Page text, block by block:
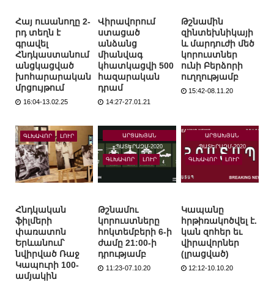
Հայ ուսանողը 2-
րդ տեղն է
գրավել
Հնդկաստանում
անցկացված
խոհարարական
մրցույթում
16:04-13.02.25
Վիրավորում
ստացած
անձանց
միանվագ
կհատկացվի 500
հազարական
դրամ
14:27-27.01.21
Թշնամին
զինտեխնիկայի
և մարդուժի մեծ
կորուստներ
ունի Բերձորի
ուղղությամբ
15:42-08.11.20
ԳԼԽԱՎՈՐ ԼՈՒՐ
Հնդկական
ֆիլմերի
փառատոն
Երևանում՝
նվիրված Ռաջ
Կապուրի 100-
ամյակին
ԱՐՑԱԽՅԱՆ
ՊԱՏԵՐԱԶՄ-2020
ԳԼԽԱՎՈՐ ԼՈՒՐ
Թշնամու
կորուստները
հոկտեմբերի 6-ի
ժամը 21:00-ի
դրությամբ
11:23-07.10.20
ԱՐՑԱԽՅԱՆ
ՊԱՏԵՐԱԶՄ-2020
ԳԼԽԱՎՈՐ ԼՈՒՐ
Կապանը
հրթիռակոծվել է.
կան զոհեր եւ
վիրավորներ
(լրացված)
12:12-10.10.20